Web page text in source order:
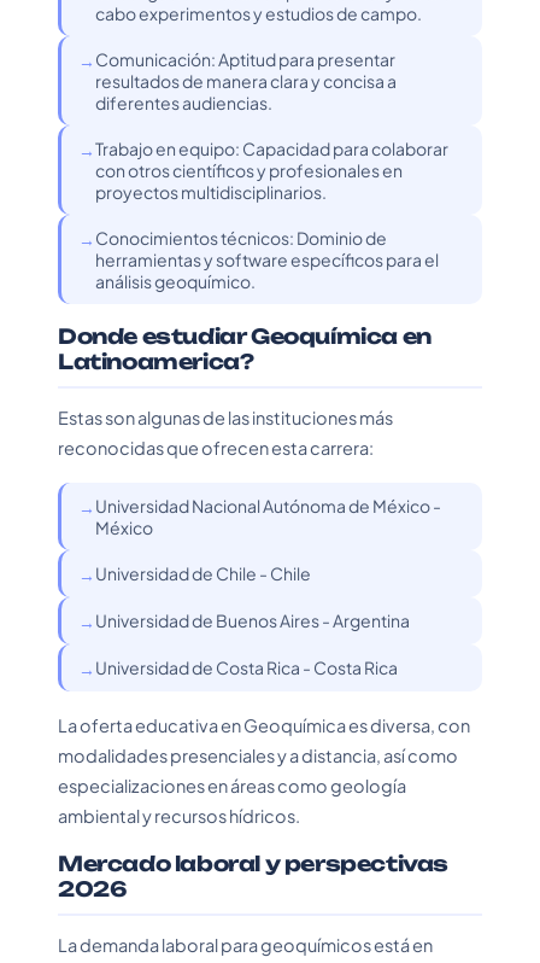
cabo experimentos y estudios de campo.
Comunicación: Aptitud para presentar
resultados de manera clara y concisa a
diferentes audiencias.
Trabajo en equipo: Capacidad para colaborar
con otros científicos y profesionales en
proyectos multidisciplinarios.
Conocimientos técnicos: Dominio de
herramientas y software específicos para el
análisis geoquímico.
Donde estudiar Geoquímica en
Latinoamerica?
Estas son algunas de las instituciones más
reconocidas que ofrecen esta carrera:
Universidad Nacional Autónoma de México -
México
Universidad de Chile - Chile
Universidad de Buenos Aires - Argentina
Universidad de Costa Rica - Costa Rica
La oferta educativa en Geoquímica es diversa, con
modalidades presenciales y a distancia, así como
especializaciones en áreas como geología
ambiental y recursos hídricos.
Mercado laboral y perspectivas
2026
La demanda laboral para geoquímicos está en